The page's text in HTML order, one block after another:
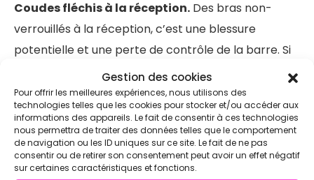
Gestion des cookies
Pour offrir les meilleures expériences, nous utilisons des
technologies telles que les cookies pour stocker et/ou accéder aux
informations des appareils. Le fait de consentir à ces technologies
nous permettra de traiter des données telles que le comportement
de navigation ou les ID uniques sur ce site. Le fait de ne pas
consentir ou de retirer son consentement peut avoir un effet négatif
sur certaines caractéristiques et fonctions.
Coudes fléchis à la réception. Des bras non-
verrouillés à la réception, c’est une blessure
potentielle et une perte de contrôle de la barre. Si
tu n’arrives pas à verrouiller les coudes, descends la
charge et travaille ta mobilité overhead (épaules,
poignets) avant de remonter.
Quelle charge utiliser au